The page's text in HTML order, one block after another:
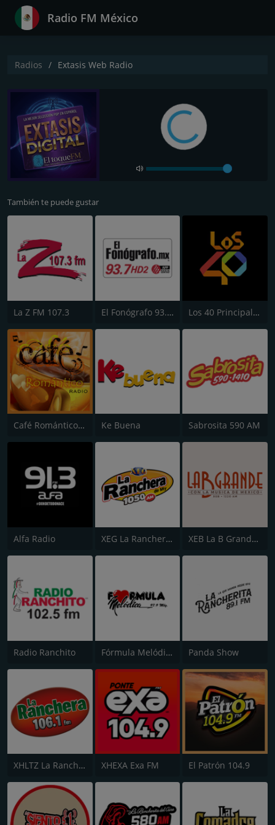
Radio FM México
Radios Extasis Web Radio
También te puede gustar
La Z FM 107.3 El Fonógrafo 93.7 FM HD2 Los 40 Principales
Café Romántico Radio Ke Buena Sabrosita 590 AM
Alfa Radio XEG La Ranchera de Monterrey XEB La B Grande 1220 AM
Radio Ranchito Fórmula Melódica Panda Show
XHLTZ La Ranchera 106.1 FM XHEXA Exa FM El Patrón 104.9